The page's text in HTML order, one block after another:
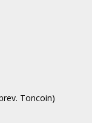
Toncoin)